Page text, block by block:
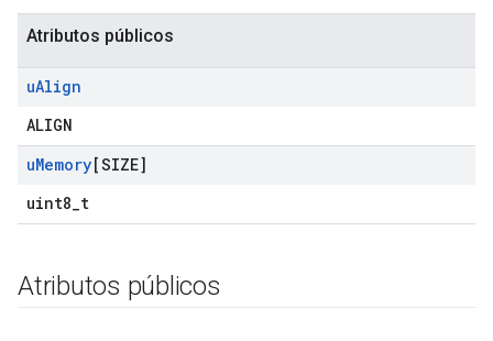
Atributos públicos
uAlign
ALIGN
uMemory[SIZE]
uint8_t
Atributos públicos